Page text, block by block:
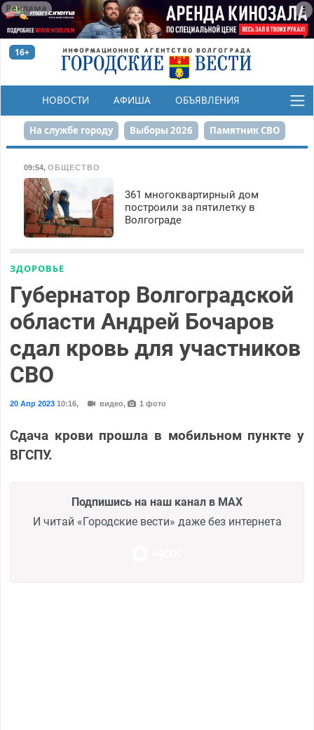
Реклама
16+
НОВОСТИ АФИША ОБЪЯВЛЕНИЯ
КОНКУРСЫ
На службе городу Выборы 2026 Памятник СВО
Набережная День Победы Реконструкция ЦПКиО
80-летие Победы Парк Героев-летчиков
09:54, ОБЩЕСТВО
361 многоквартирный дом
построили за пятилетку в
Волгограде
ЗДОРОВЬЕ
Губернатор Волгоградской
области Андрей Бочаров
сдал кровь для участников
СВО
20 Апр 202310:16, видео, 1 фото
Сдача крови прошла в мобильном пункте у
ВГСПУ.
Подпишись на наш канал в MAX
И читай «Городские вести» даже без интернета